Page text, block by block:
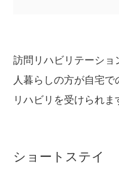
訪問リハビリテーショ
人暮らしの方が自宅
リハビリを受けられま
ショートステイ